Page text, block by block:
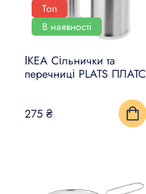
Топ
В наявності
ІКЕА Сільнички та
перечниці PLATS ПЛАТС
275 ₴